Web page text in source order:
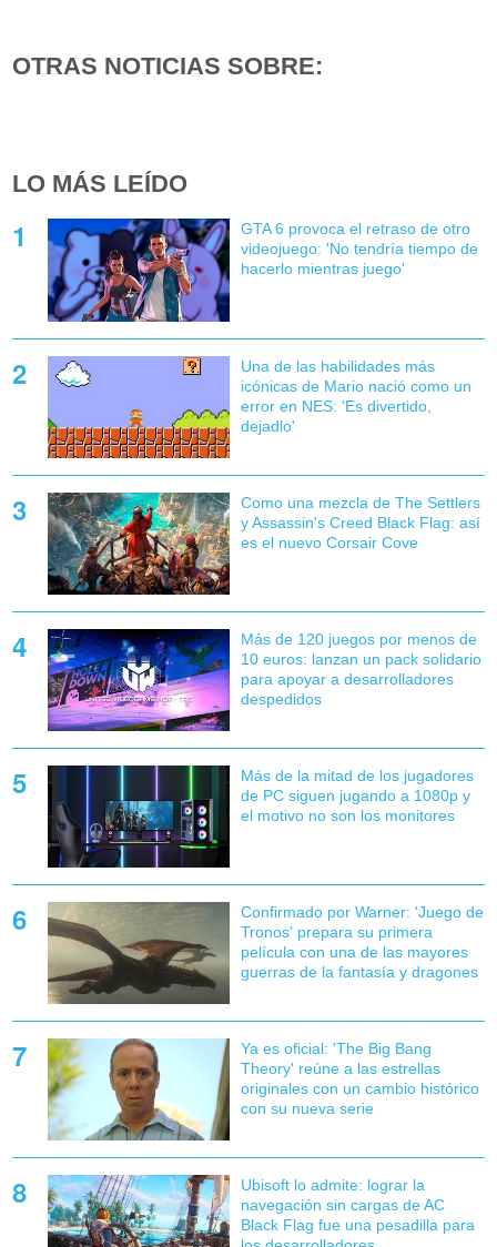
OTRAS NOTICIAS SOBRE:
LO MÁS LEÍDO
GTA 6 provoca el retraso de otro
videojuego: 'No tendría tiempo de
hacerlo mientras juego'
Una de las habilidades más
icónicas de Mario nació como un
error en NES: 'Es divertido,
dejadlo'
Como una mezcla de The Settlers
y Assassin's Creed Black Flag: así
es el nuevo Corsair Cove
Más de 120 juegos por menos de
10 euros: lanzan un pack solidario
para apoyar a desarrolladores
despedidos
Más de la mitad de los jugadores
de PC siguen jugando a 1080p y
el motivo no son los monitores
Confirmado por Warner: 'Juego de
Tronos' prepara su primera
película con una de las mayores
guerras de la fantasía y dragones
Ya es oficial: 'The Big Bang
Theory' reúne a las estrellas
originales con un cambio histórico
con su nueva serie
Ubisoft lo admite: lograr la
navegación sin cargas de AC
Black Flag fue una pesadilla para